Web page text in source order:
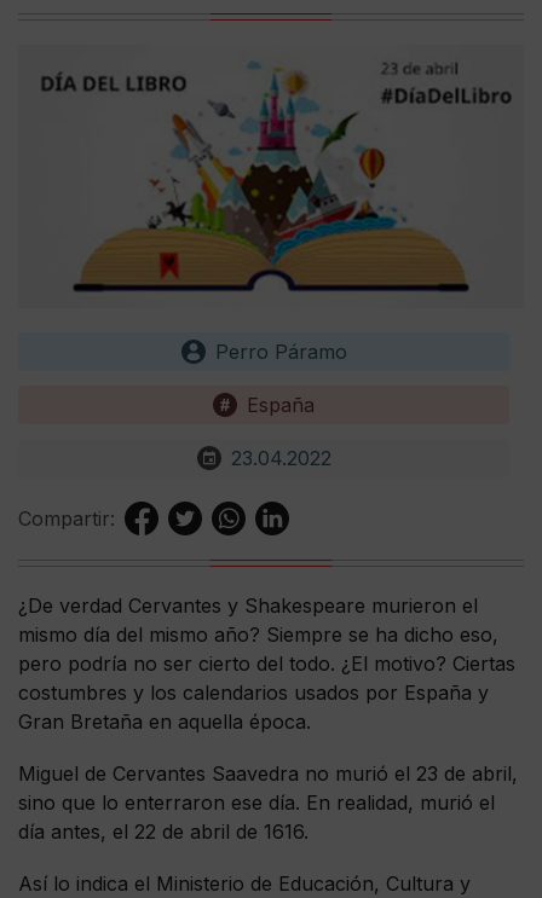
Perro Páramo
España
23.04.2022
Compartir:
¿De verdad Cervantes y Shakespeare murieron el
mismo día del mismo año? Siempre se ha dicho eso,
pero podría no ser cierto del todo. ¿El motivo? Ciertas
costumbres y los calendarios usados por España y
Gran Bretaña en aquella época.
Miguel de Cervantes Saavedra no murió el 23 de abril,
sino que lo enterraron ese día. En realidad, murió el
día antes, el 22 de abril de 1616.
Así lo indica el Ministerio de Educación, Cultura y